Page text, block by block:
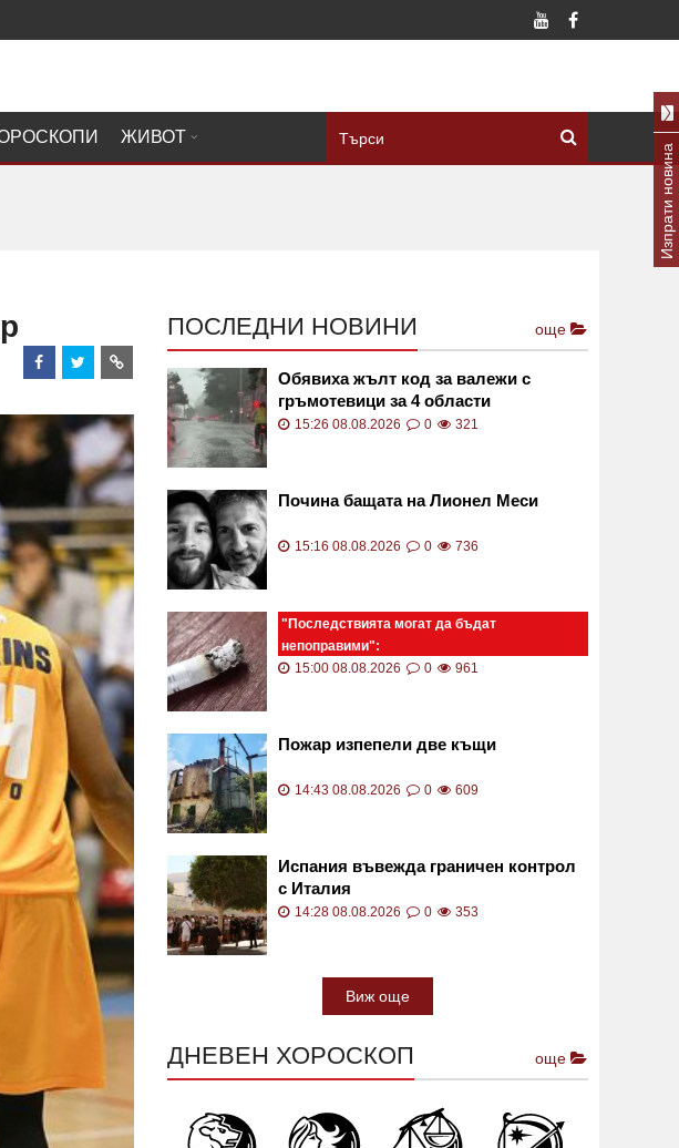
ЖИВОТ
ПОСЛЕДНИ НОВИНИ още
Обявиха жълт код за валежи с
гръмотевици за 4 области
15:26 08.08.2026 0 321
Почина бащата на Лионел Меси
15:16 08.08.2026 0 736
"Последствията могат да бъдат
непоправими":
Незагасен фас падна върху количка с
15:00 08.08.2026 0 961
Пожар изпепели две къщи
14:43 08.08.2026 0 609
Испания въвежда граничен контрол
с Италия
14:28 08.08.2026 0 353
Виж още
ДНЕВЕН ХОРОСКОП още
Изпрати новина